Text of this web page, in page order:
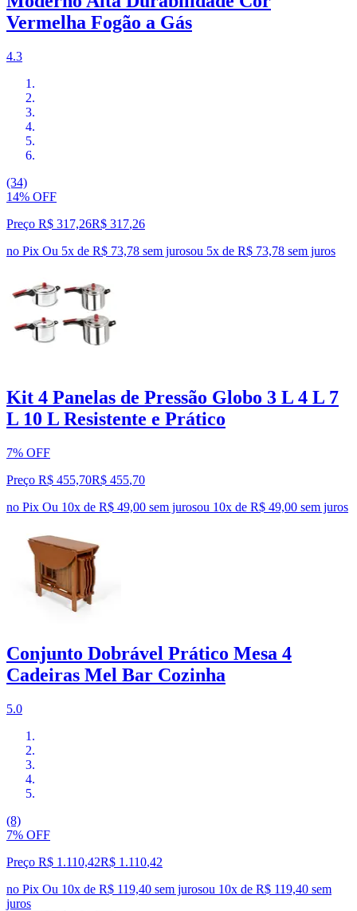
Vermelha Fogão a Gás
4.3
(34)
14% OFF
Preço R$ 317,26R$ 317,26
no Pix Ou 5x de R$ 73,78 sem jurosou 5x de R$ 73,78 sem juros
Kit 4 Panelas de Pressão Globo 3 L 4 L 7
L 10 L Resistente e Prático
7% OFF
Preço R$ 455,70R$ 455,70
no Pix Ou 10x de R$ 49,00 sem jurosou 10x de R$ 49,00 sem juros
Conjunto Dobrável Prático Mesa 4
Cadeiras Mel Bar Cozinha
5.0
(8)
7% OFF
Preço R$ 1.110,42R$ 1.110,42
no Pix Ou 10x de R$ 119,40 sem jurosou 10x de R$ 119,40 sem
juros